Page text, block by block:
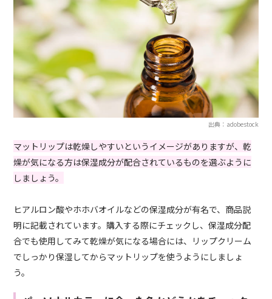
出典：adobestock
マットリップは乾燥しやすいというイメージがありますが、乾
燥が気になる方は保湿成分が配合されているものを選ぶように
しましょう。
ヒアルロン酸やホホバオイルなどの保湿成分が有名で、商品説
明に記載されています。購入する際にチェックし、保湿成分配
合でも使用してみて乾燥が気になる場合には、リップクリーム
でしっかり保湿してからマットリップを使うようにしましょ
う。